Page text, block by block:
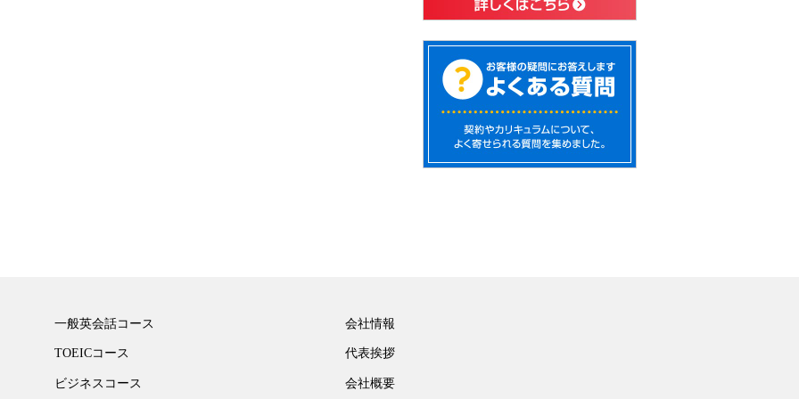
一般英会話コース
TOEICコース
ビジネスコース
会社情報
代表挨拶
会社概要